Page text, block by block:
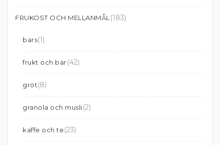
FRUKOST OCH MELLANMÅL (183)
bars(1)
frukt och bär(42)
gröt(8)
granola och musli(2)
kaffe och te(23)